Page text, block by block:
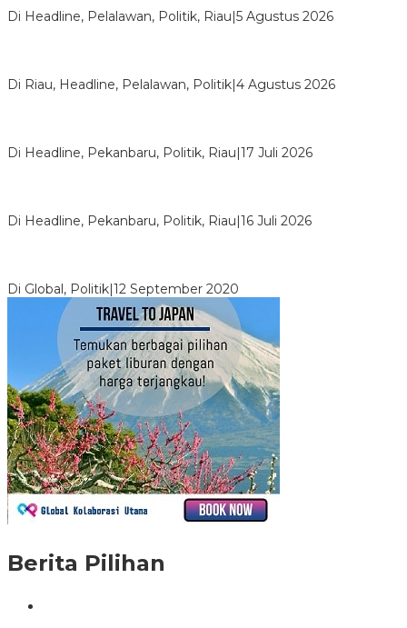
Di Headline, Pelalawan, Politik, Riau|5 Agustus 2026
Di Riau, Headline, Pelalawan, Politik|4 Agustus 2026
Di Headline, Pekanbaru, Politik, Riau|17 Juli 2026
Di Headline, Pekanbaru, Politik, Riau|16 Juli 2026
Di Global, Politik|12 September 2020
Berita Pilihan